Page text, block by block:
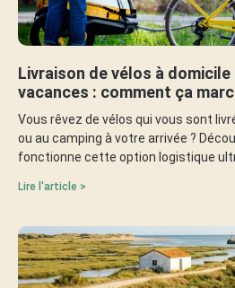
Livraison de vélos à
vacances : comment ça
Vous rêvez de vélos qui vous sont
ou au camping à votre arrivée ?
fonctionne cette option logistique
Lire l'article >